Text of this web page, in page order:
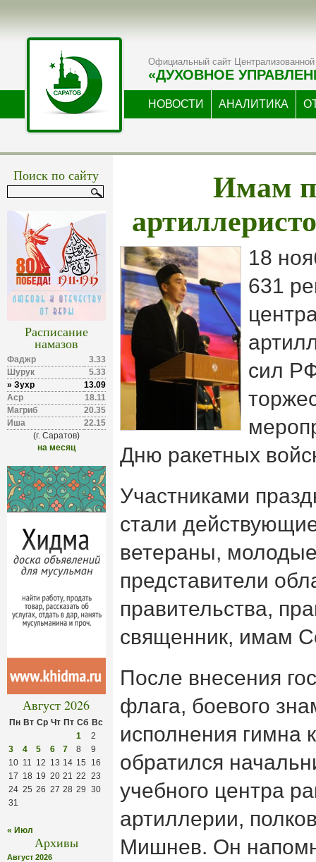
Официальный сайт Централизованной
«ДУХОВНОЕ
НОВОСТИ АНАЛИТИКА
Поиск по сайту
Расписание
намазов
Фаджр
3.33
Шурук
5.33
» Зухр
13.09
Аср
18.11
Магриб
20.35
Иша
22.15
(г. Саратов)
на месяц
Август 2026
Пн Вт Ср Чт Пт Сб Вс
1
2
3
4 5 6 7 8
9
10 11 12 13 14 15
16
17 18 19 20 21 22 23
24 25 26 27 28 29 30
31
« Июл
Архивы
Август 2026
Имам
18
631
сил
Дню ракетных
Участниками
стали
ветераны,
представители
правительства,
священник, имам
После внесения
флага, боевого
исполнения гимна
обратился
учебного центра
артиллерии,
Мишнев. Он